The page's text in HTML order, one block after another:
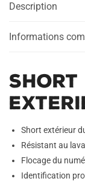
2025
Description
Informations
Short
Short extérieur
Résistant au
Flocage du
Identification